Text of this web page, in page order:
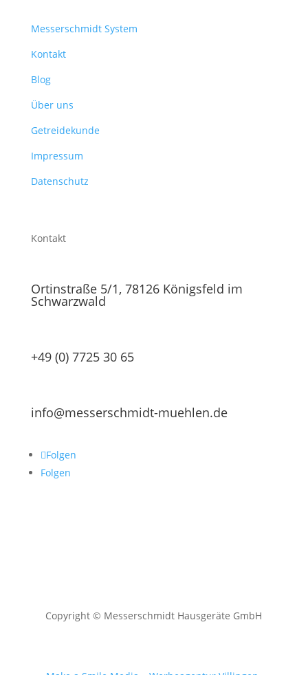
Messerschmidt System
Kontakt
Blog
Über uns
Getreidekunde
Impressum
Datenschutz
Kontakt
Ortinstraße 5/1, 78126 Königsfeld im
Schwarzwald
+49 (0) 7725 30 65
info@messerschmidt-muehlen.de
Folgen
Folgen
Copyright © Messerschmidt Hausgeräte GmbH